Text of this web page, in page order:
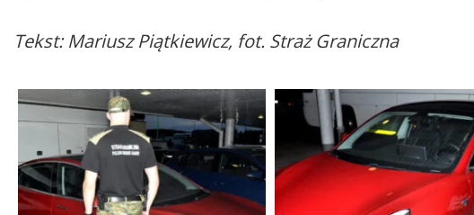
Tekst: Mariusz Piątkiewicz, fot. Straż Graniczna